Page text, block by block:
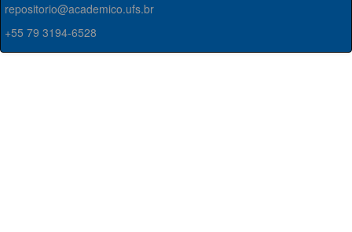
repositorio@academico.ufs.br
+55 79 3194-6528